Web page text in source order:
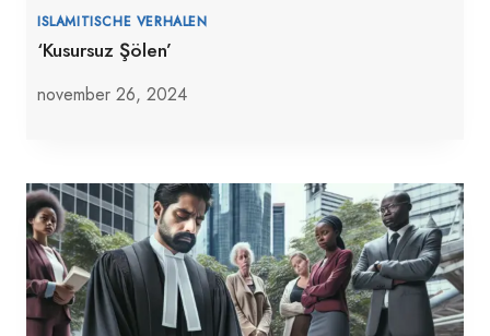
ISLAMITISCHE VERHALEN
‘Kusursuz Şölen’
november 26, 2024